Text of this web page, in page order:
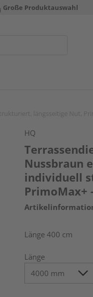
Große Produktauswahl
HQ
Nussbraun
individuell
PrimoMax+
Länge 400 cm
Länge